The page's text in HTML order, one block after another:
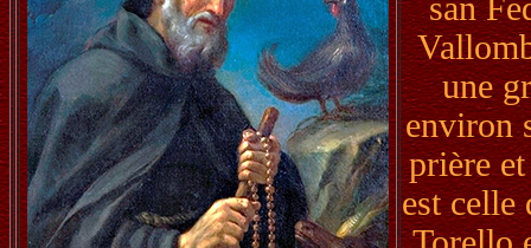
san
une
environ
prière
est celle